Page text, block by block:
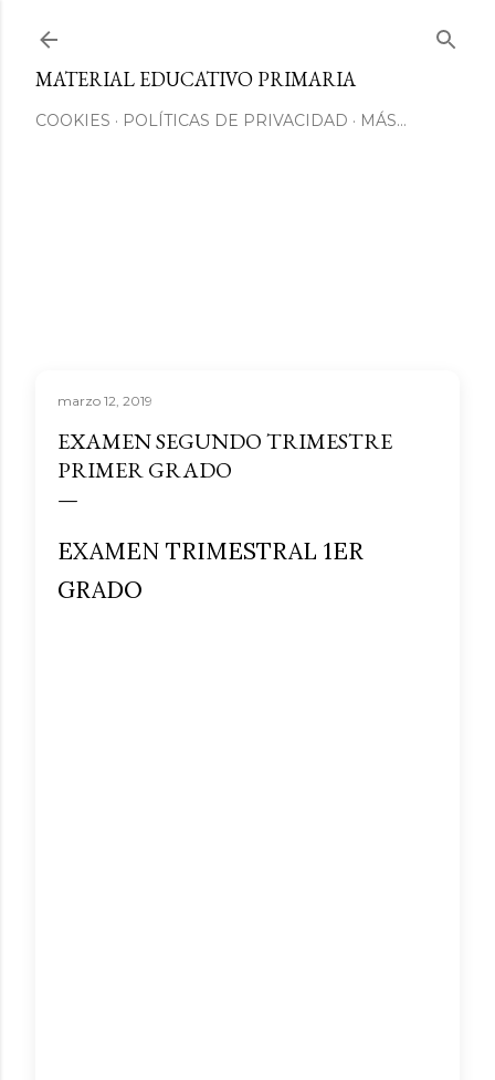
MATERIAL EDUCATIVO PRIMARIA
COOKIES POLÍTICAS DE PRIVACIDAD MÁS…
marzo 12, 2019
EXAMEN SEGUNDO TRIMESTRE
PRIMER GRADO
EXAMEN TRIMESTRAL 1ER
GRADO